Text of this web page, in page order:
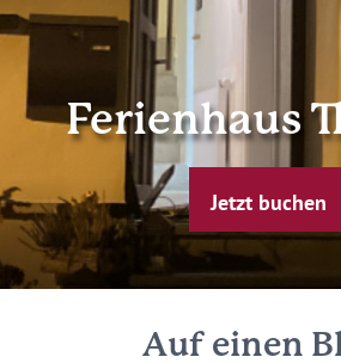
Ferienhaus
Jetzt buchen
Auf einen